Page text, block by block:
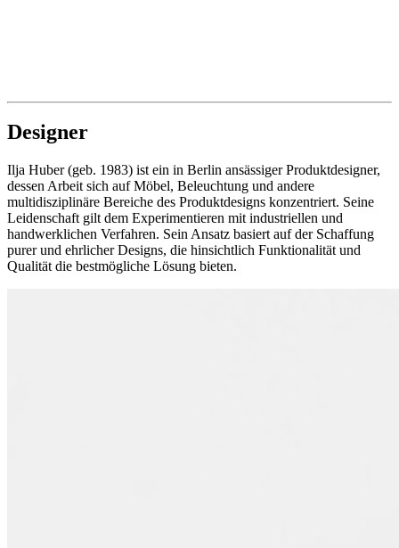
Designer
Ilja Huber (geb. 1983) ist ein in Berlin ansässiger Produktdesigner,
dessen Arbeit sich auf Möbel, Beleuchtung und andere
multidisziplinäre Bereiche des Produktdesigns konzentriert. Seine
Leidenschaft gilt dem Experimentieren mit industriellen und
handwerklichen Verfahren. Sein Ansatz basiert auf der Schaffung
purer und ehrlicher Designs, die hinsichtlich Funktionalität und
Qualität die bestmögliche Lösung bieten.